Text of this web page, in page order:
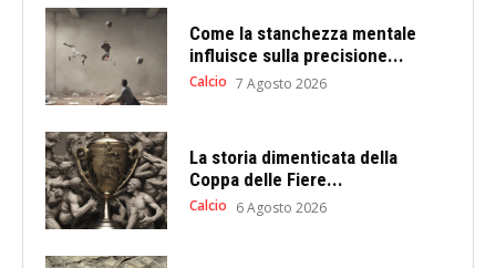
Come la stanchezza mentale
influisce sulla precisione...
Calcio 7 Agosto 2026
La storia dimenticata della
Coppa delle Fiere...
Calcio 6 Agosto 2026